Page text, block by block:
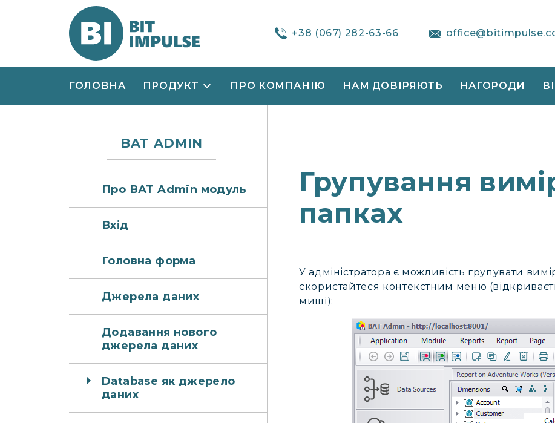
+38 (067) 282-63-66
ГОЛОВНА ПРОДУКТ ПРО КОМПАНІЮ НАМ ДОВІРЯЮТЬ НАГОРОДИ
Групування
папках
У адміністратора є можливість групувати
скористайтеся контекстним меню
миші):
BAT ADMIN
Про ВАТ Admin модуль
Вхід
Головна форма
Джерела даних
Додавання нового
джерела даних
Database як джерело
даних